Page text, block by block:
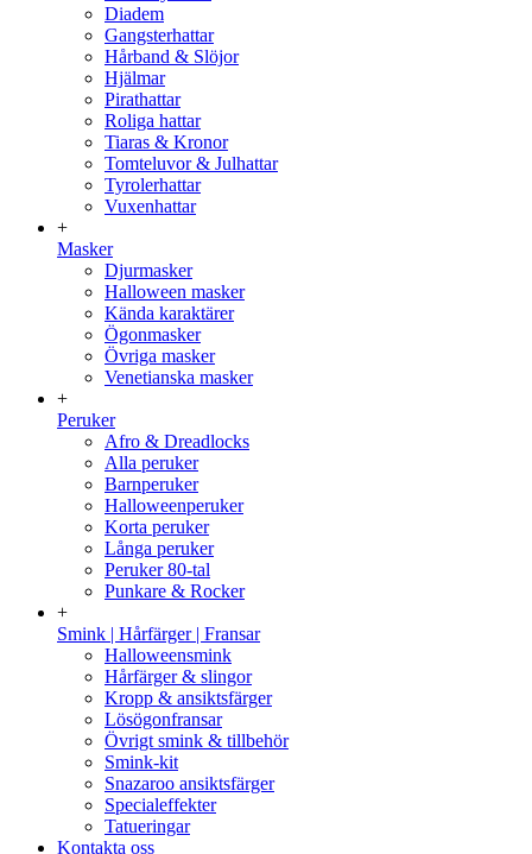
Diadem
Gangsterhattar
Hårband & Slöjor
Hjälmar
Pirathattar
Roliga hattar
Tiaras & Kronor
Tomteluvor & Julhattar
Tyrolerhattar
Vuxenhattar
+
Masker
Djurmasker
Halloween masker
Kända karaktärer
Ögonmasker
Övriga masker
Venetianska masker
+
Peruker
Afro & Dreadlocks
Alla peruker
Barnperuker
Halloweenperuker
Korta peruker
Långa peruker
Peruker 80-tal
Punkare & Rocker
+
Smink | Hårfärger | Fransar
Halloweensmink
Hårfärger & slingor
Kropp & ansiktsfärger
Lösögonfransar
Övrigt smink & tillbehör
Smink-kit
Snazaroo ansiktsfärger
Specialeffekter
Tatueringar
Kontakta oss